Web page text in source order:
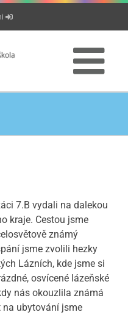
7.B vydali na dalekou
kraje. Cestou jsme
známý
jsme zvolili hezky
Lázních, kde jsme si
osvícené lázeňské
nás okouzlila známá
ubytování jsme